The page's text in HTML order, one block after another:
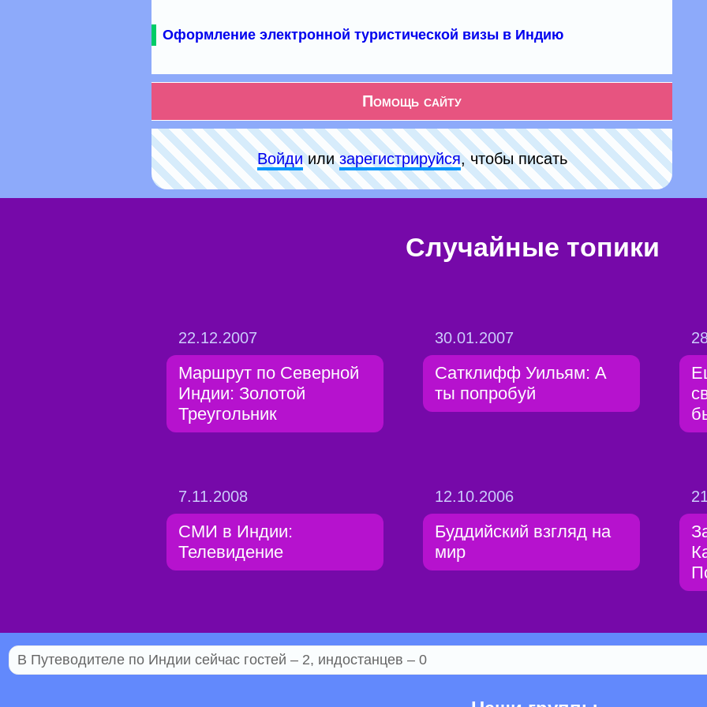
Оформление электронной туристической визы в Индию
Помощь сайту
Войдиилизарeгиcтpируйся, чтобы писать
Случайные топики
22.12.2007
Маршрут по Северной
Индии: Золотой
Треугольник
30.01.2007
Сатклифф Уильям: А
ты попробуй
7.11.2008
СМИ в Индии:
Телевидение
12.10.2006
Буддийский взгляд на
мир
В Путеводителе по Индии сейчас гостей – 2, индостанцев – 0